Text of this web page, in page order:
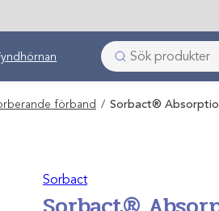
förband / Sorbact®
Sorbact